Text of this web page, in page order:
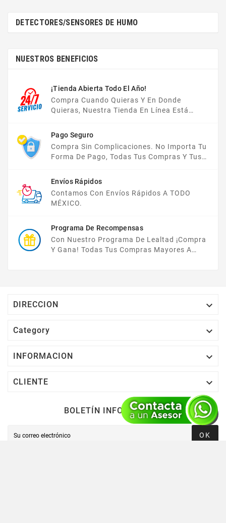
DETECTORES/SENSORES DE HUMO
NUESTROS BENEFICIOS
¡Tienda Abierta Todo El Año!
Compra Cuando Quieras Y En Donde
Quieras, Nuestra Tienda En Línea Está
La Semana.
Pago Seguro
Compra Sin Complicaciones. No Importa Tu
Forma De Pago, Todas Tus Compras Y Tus
Envíos Rápidos
Contamos Con Envíos Rápidos A TODO
MÉXICO.
Programa De Recompensas
Con Nuestro Programa De Lealtad ¡compra
Y Gana! Todas Tus Compras Mayores A
DIRECCION 
Category 
INFORMACION 
CLIENTE 
BOLETÍN INFORMATIVO
OK